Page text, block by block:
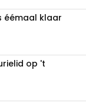
éémaal klaar
op 't